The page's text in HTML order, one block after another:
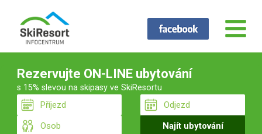
Rezervujte ON-LINE ubytování
s 15% slevou na skipasy ve SkiResortu